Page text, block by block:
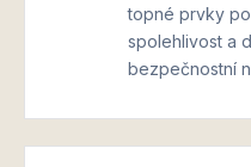
topné prvky
spolehlivost a
bezpečnostní